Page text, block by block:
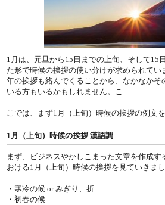
1月は、元旦から15日までの上旬、そして15
た形で時候の挨拶の使い分けが求められて
年の挨拶も絡んでくることから、なかなかそ
いる方もいるかもしれません。こ
こでは、まず1月（上旬）時候の挨拶の例文
1月（上旬）時候の挨拶 漢語調
まず、ビジネスやかしこまった文章を作成す
おける1月（上旬）時候の挨拶を見ていきまし
・寒冷の候 or みぎり、折
・初春の候